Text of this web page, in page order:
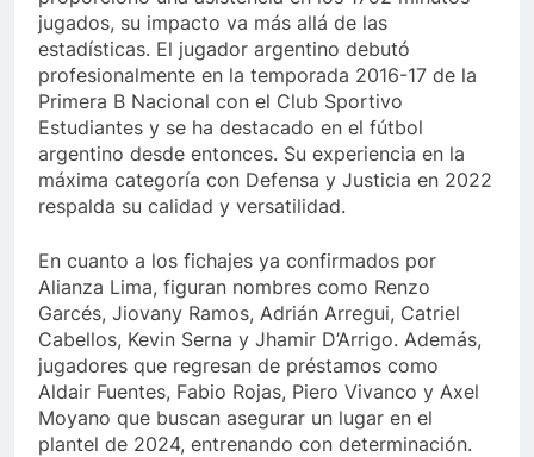
jugados, su impacto va más allá de las
estadísticas. El jugador argentino debutó
profesionalmente en la temporada 2016-17 de la
Primera B Nacional con el Club Sportivo
Estudiantes y se ha destacado en el fútbol
argentino desde entonces. Su experiencia en la
máxima categoría con Defensa y Justicia en 2022
respalda su calidad y versatilidad.
En cuanto a los fichajes ya confirmados por
Alianza Lima, figuran nombres como Renzo
Garcés, Jiovany Ramos, Adrián Arregui, Catriel
Cabellos, Kevin Serna y Jhamir D’Arrigo. Además,
jugadores que regresan de préstamos como
Aldair Fuentes, Fabio Rojas, Piero Vivanco y Axel
Moyano que buscan asegurar un lugar en el
plantel de 2024, entrenando con determinación.